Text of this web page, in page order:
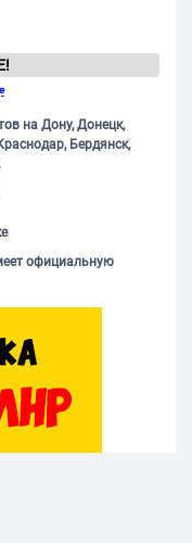
на Дону, Донецк,
Бердянск,
официальную